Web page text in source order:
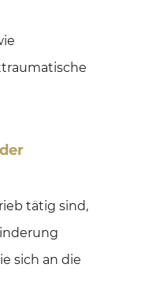
tätig sind,
sich an die